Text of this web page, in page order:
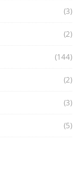
(3)
(2)
(144)
(2)
(3)
(5)